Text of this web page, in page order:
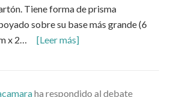
Tiene forma de prisma
sobre su base más grande (6
x 2…
[Leer más]
ha respondido al debate